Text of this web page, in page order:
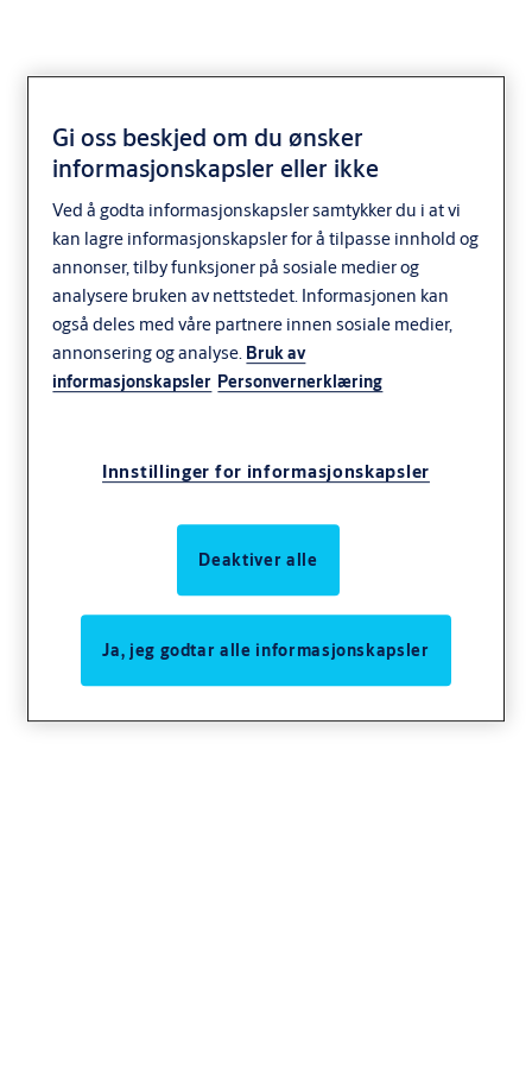
Ofte stilte spørsmål
om Aperio
Gi oss beskjed om du ønsker
informasjonskapsler eller ikke
Ved å godta informasjonskapsler samtykker du i at vi
kan lagre informasjonskapsler for å tilpasse innhold og
annonser, tilby funksjoner på sosiale medier og
analysere bruken av nettstedet. Informasjonen kan
også deles med våre partnere innen sosiale medier,
annonsering og analyse. Bruk av
informasjonskapsler Personvernerklæring
Innstillinger for informasjonskapsler
Deaktiver alle
Ja, jeg godtar alle informasjonskapsler